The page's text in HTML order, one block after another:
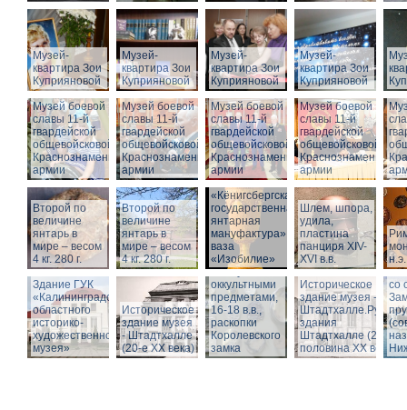
Музей-
квартира Зои
Куприяновой
Музей-
квартира Зои
Куприяновой
Музей-
квартира Зои
Куприяновой
Музей-
квартира Зои
Куприяновой
Музей боевой
славы 11-й
гвардейской
общевойсковой
Краснознаменной
армии
Музей боевой
славы 11-й
гвардейской
общевойсковой
Краснознаменной
армии
Музей боевой
славы 11-й
гвардейской
общевойсковой
Краснознаменной
армии
Музей боевой
славы 11-й
гвардейской
общевойсковой
Краснознаменной
армии
Второй по
величине
янтарь в
мире – весом
4 кг. 280 г.
Второй по
величине
янтарь в
мире – весом
4 кг. 280 г.
«Кёнигсбергская
государственная
янтарная
мануфактура» -
ваза
«Изобилие»
Шлем, шпора,
удила,
пластина
панциря XIV-
XVI в.в.
Здание ГУК
«Калининградского
областного
историко-
художественного
музея»
Историческое
здание музея
- Штадтхалле
(20-е XX века)
Шкатулка с
оккультными
предметами,
16-18 в.в.,
раскопки
Королевского
замка
Историческое
здание музея -
Штадтхалле.Руины
здания
Штадтхалле (2-я
половина ХХ века)
-
со